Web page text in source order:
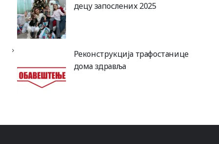
децу запослених 2025
Реконструкција трафостанице
дома здравља